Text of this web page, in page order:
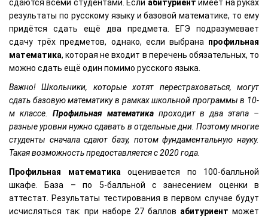
сдаются всеми студентами. Если абитуриент имеет на руках
результаты по русскому языку и базовой математике, то ему
придётся сдать ещё два предмета. ЕГЭ подразумевает
сдачу трёх предметов, однако, если выбрана профильная
математика, которая не входит в перечень обязательных, то
можно сдать ещё один помимо русского языка.
Важно! Школьники, которые хотят перестраховаться, могут
сдать базовую математику в рамках школьной программы в 10-
м классе. Профильная математикапроходит в два этапа –
разные уровни нужно сдавать в отдельные дни. Поэтому многие
студенты сначала сдают базу, потом фундаментальную науку.
Такая возможность предоставляется с 2020 года.
Профильная
математикаоценивается по 100-балльной
шкафе. База – по 5-балльной с занесением оценки в
аттестат. Результаты тестирования в первом случае будут
исчисляться так: при наборе 27 баллов абитуриент может